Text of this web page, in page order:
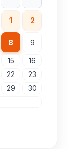
1 2
8 9
15
16
22
23
29
30